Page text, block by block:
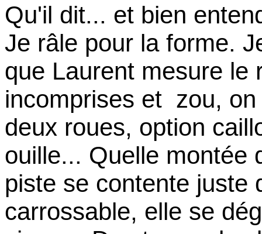
Qu'il dit... et bien
Je râle pour la forme.
que Laurent mesure le
incomprises et zou,
deux roues, option
ouille... Quelle montée
piste se contente juste
carrossable, elle se